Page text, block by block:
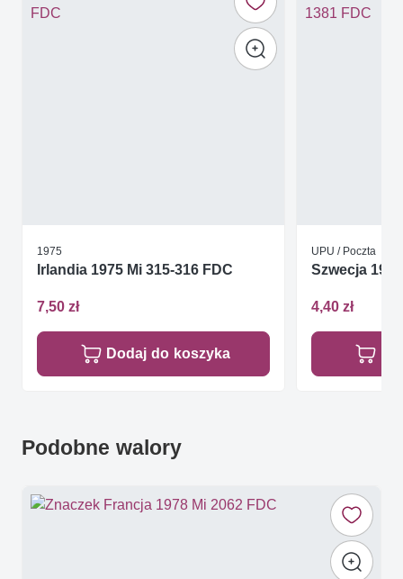
1975
Irlandia 1975 Mi 315-316 FDC
7,50 zł
Dodaj do koszyka
UPU / Poczta
Szwecja
4,40 zł
Podobne walory